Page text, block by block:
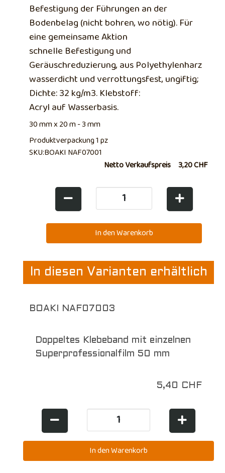
Befestigung der Führungen an der
Bodenbelag (nicht bohren, wo nötig). Für
eine gemeinsame Aktion
schnelle Befestigung und
Geräuschreduzierung, aus Polyethylenharz
wasserdicht und verrottungsfest, ungiftig;
Dichte: 32 kg/m3. Klebstoff:
Acryl auf Wasserbasis.
30 mm x 20 m - 3 mm
Produktverpackung 1 pz
SKU:BOAKI NAF07001
Netto Verkaufspreis 3,20 CHF
In diesen Varianten erhältlich
BOAKI NAF07003
Doppeltes Klebeband mit einzelnen
Superprofessionalfilm 50 mm
5,40 CHF